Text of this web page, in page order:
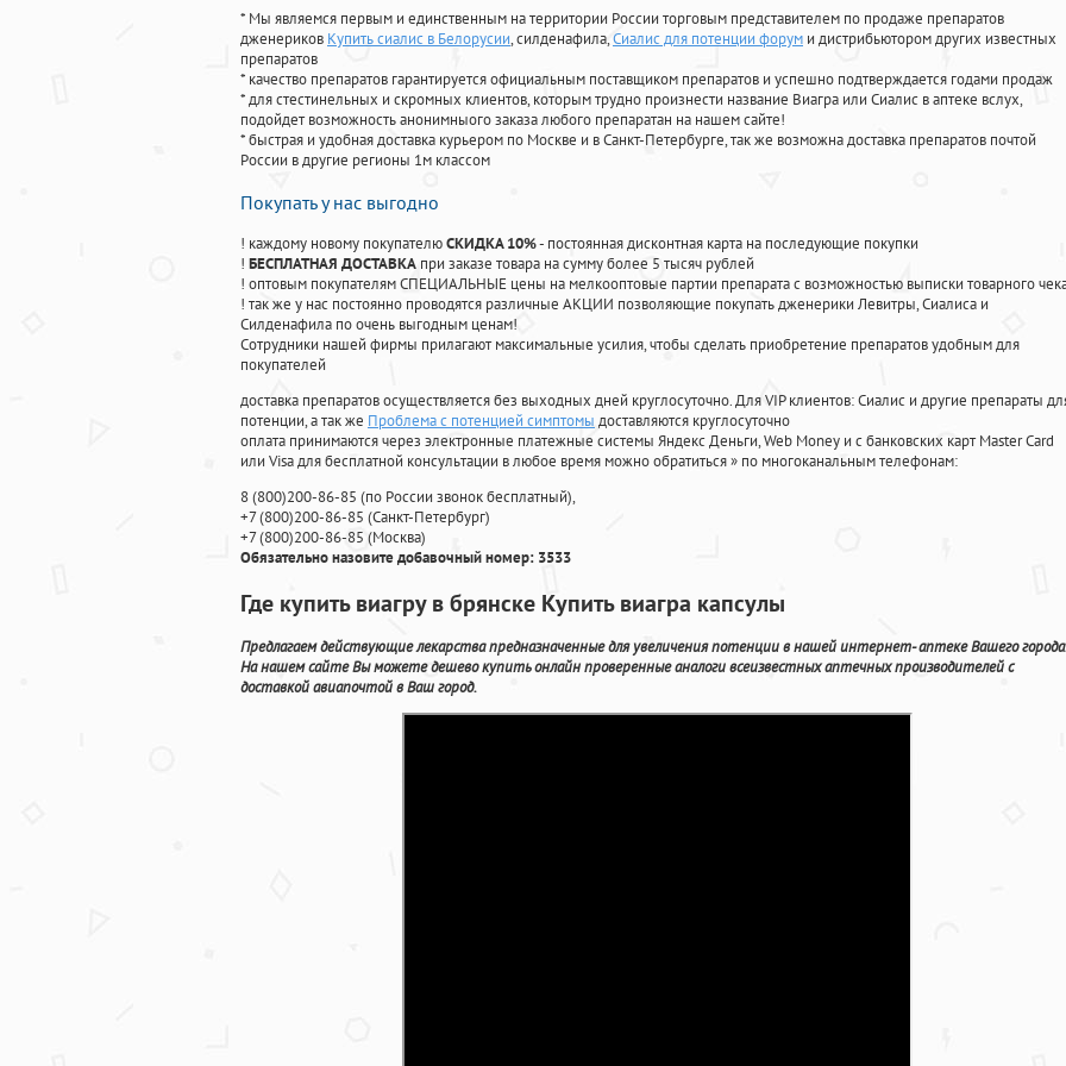
* Мы являемся первым и единственным на территории России торговым представителем по продаже препаратов
дженериков Купить сиалис в Белорусии, силденафила,Сиалис для потенции форум и дистрибьютором других известных
препаратов
* качество препаратов гарантируется официальным поставщиком препаратов и успешно подтверждается годами продаж
* для стестинельных и скромных клиентов, которым трудно произнести название Виагра или Сиалис в аптеке вслух,
подойдет возможность анонимныого заказа любого препаратан на нашем сайте!
* быстрая и удобная доставка курьером по Москве и в Санкт-Петербурге, так же возможна доставка препаратов почтой
России в другие регионы 1м классом
Покупать у нас выгодно
! каждому новому покупателюСКИДКА 10%- постоянная дисконтная карта на последующие покупки
! БЕСПЛАТНАЯ ДОСТАВКА при заказе товара на сумму более 5 тысяч рублей
! оптовым покупателям СПЕЦИАЛЬНЫЕ цены на мелкооптовые партии препарата с возможностью выписки товарного
! так же у нас постоянно проводятся различные АКЦИИ позволяющие покупать дженерики Левитры, Сиалиса и
Силденафила по очень выгодным ценам!
Cотрудники нашей фирмы прилагают максимальные усилия, чтобы сделать приобретение препаратов удобным для
покупателей
доставка препаратов осуществляется без выходных дней круглосуточно. Для VIP клиентов: Сиалис и другие препараты
потенции, а так же Проблема с потенцией симптомы доставляются круглосуточно
оплата принимаются через электронные платежные системы Яндекс Деньги, Web Money и с банковских карт Master Card
или Visa для бесплатной консультации в любое время можно обратиться» по многоканальным телефонам:
8(800)200-86-85 (по России звонок бесплатный),
+7(800)200-86-85 (Санкт-Петербург)
+7(800)200-86-85 (Москва)
Обязательно назовите добавочный номер: 3533
Где купить виагру в брянске Купить виагра капсулы
Предлагаем действующие лекарства предназначенные для увеличения потенции в нашей интернет- аптеке Вашего города.
На нашем сайте Вы можете дешево купить онлайн проверенные аналоги всеизвестных аптечных производителей с
доставкой авиапочтой в Ваш город.